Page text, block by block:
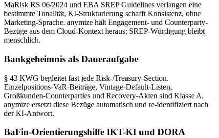
MaRisk RS 06/2024 und EBA SREP Guidelines verlangen eine
bestimmte Tonalität, KI-Strukturierung schafft Konsistenz, ohne
Marketing-Sprache. anymize hält Engagement- und Counterparty-
Bezüge aus dem Cloud-Kontext heraus; SREP-Würdigung bleibt
menschlich.
Bankgeheimnis als Daueraufgabe
§ 43 KWG begleitet fast jede Risk-/Treasury-Section.
Einzelpositions-VaR-Beiträge, Vintage-Default-Listen,
Großkunden-Counterparties und Recovery-Akten sind Klasse A.
anymize ersetzt diese Bezüge automatisch und re-identifiziert nach
der KI-Antwort.
BaFin-Orientierungshilfe IKT-KI und DORA